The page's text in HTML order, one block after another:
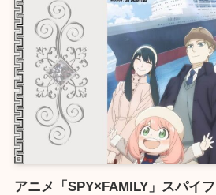
アニメ「SPY×FAMILY」スパイ